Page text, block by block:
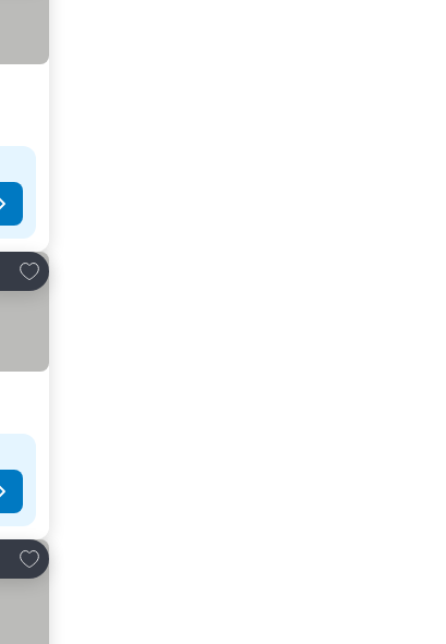
Lisää suosikkeihin
Lisää suosikkeihin